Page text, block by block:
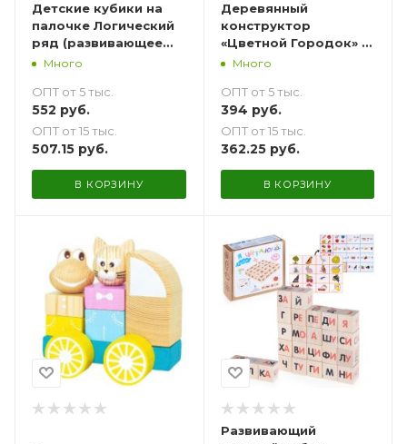
Детские кубики на
палочке Логический
ряд (развивающее
пособие с
заданиями)
Много
ОПТ от 5 тыс.
552 руб.
ОПТ от 15 тыс.
507.15 руб.
В КОРЗИНУ
Деревянный
конструктор
«Цветной Городок» 17
деталей
Много
ОПТ от 5 тыс.
394 руб.
ОПТ от 15 тыс.
362.25руб.
В КОРЗИНУ
Развивающий